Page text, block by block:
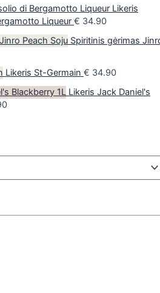
Likeris
Liqueur € 34.90
Spiritinis gėrimas
Likeris St-Germain € 34.90
Likeris Jack Daniel's